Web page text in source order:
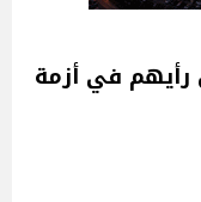
في أزمة